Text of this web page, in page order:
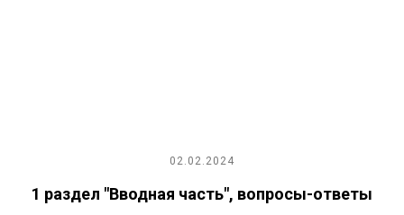
02.02.2024
1 раздел "Вводная часть", вопросы-ответы